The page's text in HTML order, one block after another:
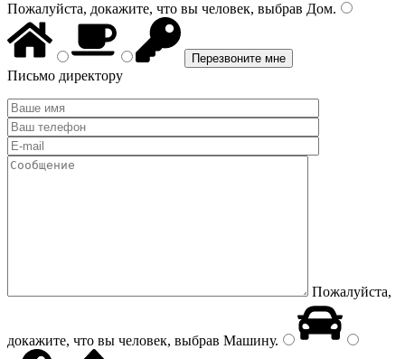
Пожалуйста, докажите, что вы человек, выбрав Дом.
Письмо директору
Пожалуйста,
докажите, что вы человек, выбрав Машину.